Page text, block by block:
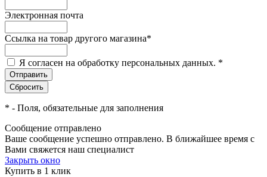
Электронная почта
Ссылка на товар другого магазина*
Я согласен на обработку персональных данных. *
* - Поля, обязательные для заполнения
Сообщение отправлено
Ваше сообщение успешно отправлено. В ближайшее время с
Вами свяжется наш специалист
Закрыть окно
Купить в 1 клик